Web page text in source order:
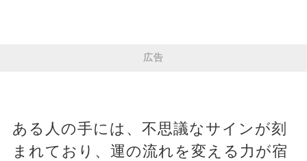
広告
ある人の手には、不思議なサインが刻
まれており、運の流れを変える力が宿